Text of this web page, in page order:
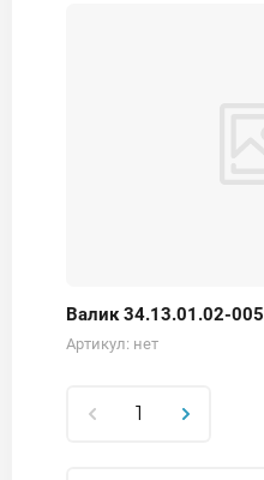
Валик 34.13.01.02-005
Артикул: нет